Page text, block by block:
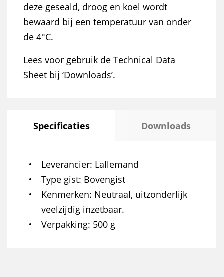
deze geseald, droog en koel wordt
bewaard bij een temperatuur van onder
de 4°C.
Lees voor gebruik de Technical Data
Sheet bij ‘Downloads’.
Specificaties Downloads
Leverancier Lallemand
Type gist Bovengist
Kenmerken Neutraal, uitzonderlijk
veelzijdig inzetbaar.
Verpakking 500 g